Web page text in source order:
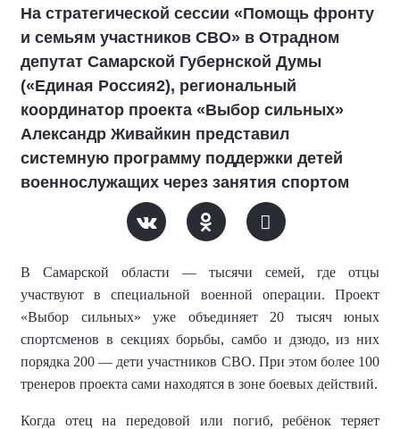
На стратегической сессии «Помощь фронту
и семьям участников СВО» в Отрадном
депутат Самарской Губернской Думы
(«Единая Россия2), региональный
координатор проекта «Выбор сильных»
Александр Живайкин представил
системную программу поддержки детей
военнослужащих через занятия спортом
В Самарской области — тысячи семей, где отцы
участвуют в специальной военной операции. Проект
«Выбор сильных» уже объединяет 20 тысяч юных
спортсменов в секциях борьбы, самбо и дзюдо, из них
порядка 200 — дети участников СВО. При этом более 100
тренеров проекта сами находятся в зоне боевых действий.
Когда отец на передовой или погиб, ребёнок теряет